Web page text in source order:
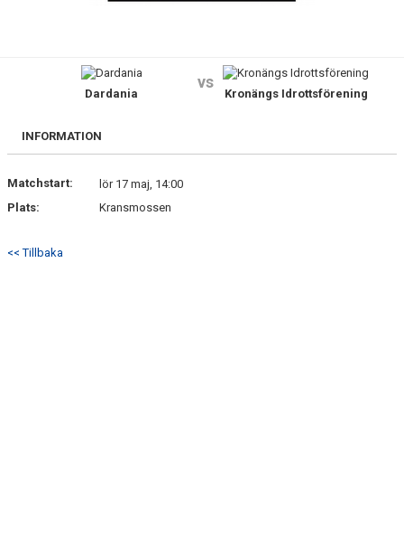
Dardania
vs
Kronängs Idrottsförening
INFORMATION
Matchstart:
lör 17 maj, 14:00
Plats:
Kransmossen
<< Tillbaka